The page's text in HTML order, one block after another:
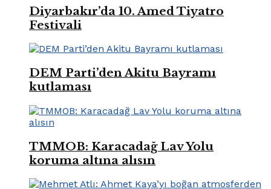
Diyarbakır’da 10. Amed Tiyatro
Festivali
DEM Parti’den Akitu Bayramı
kutlaması
TMMOB: Karacadağ Lav Yolu
koruma altına alısın